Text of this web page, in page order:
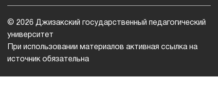
© 2026 Джизакский государственный педагогический
университет
При использовании материалов активная ссылка на
источник обязательна